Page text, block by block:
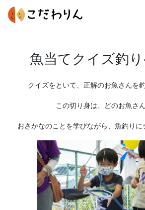
魚当てクイズ釣
クイズをといて、正解のお魚さんを
この切り身は、どのお魚さ
おさかなのことを学びながら、魚釣りに